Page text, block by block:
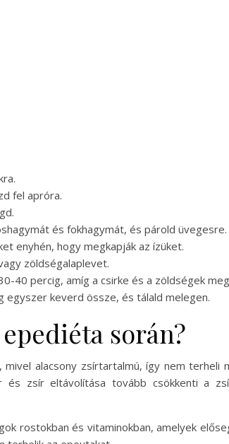
fel apróra.
és fokhagymát, és párold üvegesre.
enyhén, hogy megkapják az ízüket.
zöldségalaplevet.
40 percig, amíg a csirke és a zöldségek
keverd össze, és tálald melegen.
során?
alacsony zsírtartalmú, így nem terheli
zsír eltávolítása tovább csökkenti a
rostokban és vitaminokban, amelyek